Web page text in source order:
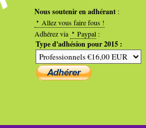
Nous soutenir en adhérant :
Allez vous faire fous !
Adhérez via
Paypal :
Type d'adhésion pour 2015 :